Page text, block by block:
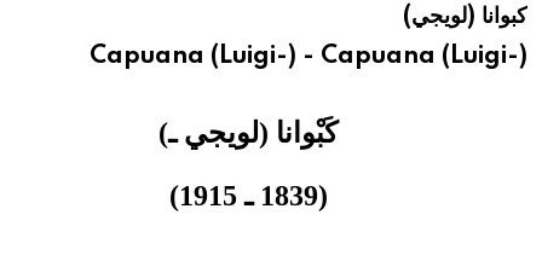
هيئة الموسوعة العربية تطلق موسوعات جديدة في عام 2026كبوانا (لويجي)
Capuana (Luigi-) - Capuana (Luigi-)
كَبْوانا (لويجي ـ)
(1839 ـ 1915)